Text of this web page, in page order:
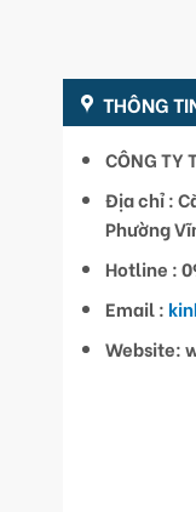
THÔNG
CÔNG TY
Địa chỉ :
Phường
Hotline :
Email :
Website: